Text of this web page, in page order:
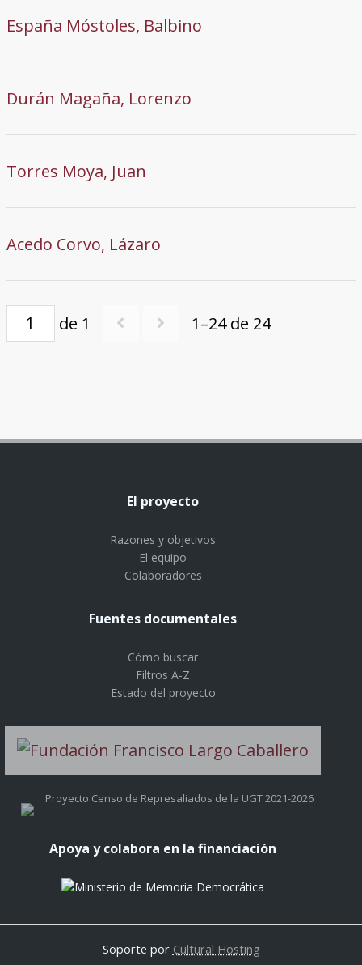
España Móstoles, Balbino
Durán Magaña, Lorenzo
Torres Moya, Juan
Acedo Corvo, Lázaro
de 1 1–24 de 24
El proyecto
Razones y objetivos
El equipo
Colaboradores
Fuentes documentales
Cómo buscar
Filtros A-Z
Estado del proyecto
Proyecto Censo de Represaliados de la UGT 2021-2026
Apoya y colabora en la financiación
Soporte por Cultural Hosting